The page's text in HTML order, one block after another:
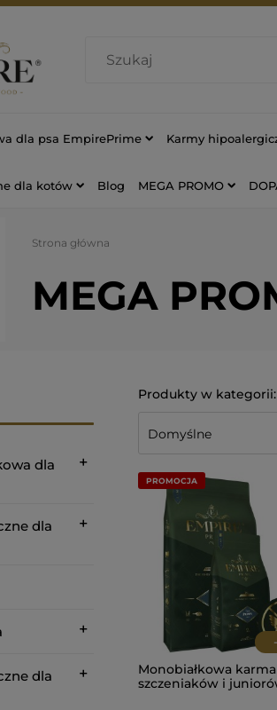
dla psa EmpirePrime Karmy
dla kotów Blog MEGA PROMO
Strona główna
MEGA
dla
dla
dla
-
Monobiałkowa
szczeniaków i
PROMOCJA